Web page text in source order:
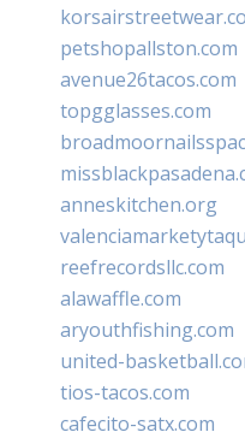
petshopallston.com
avenue26tacos.com
topgglasses.com
anneskitchen.org
reefrecordsllc.com
alawaffle.com
aryouthfishing.com
united-
tios-tacos.com
cafecito-satx.com